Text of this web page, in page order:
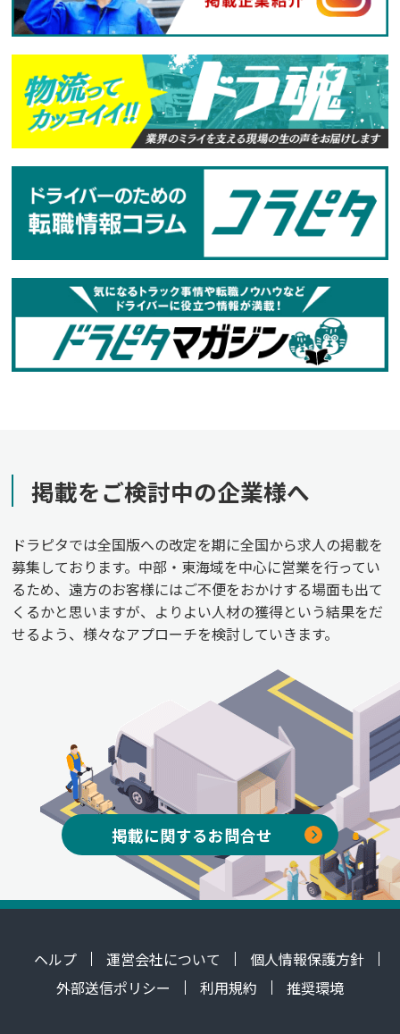
掲載をご検討中の企業様へ
ドラピタでは全国版への改定を期に全国から求人の掲載を
募集しております。中部・東海域を中心に営業を行ってい
るため、遠方のお客様にはご不便をおかけする場面も出て
くるかと思いますが、よりよい人材の獲得という結果をだ
せるよう、様々なアプローチを検討していきます。
掲載に関するお問合せ
ヘルプ 運営会社について
個人情報保護方針
外部送信ポリシー
利用規約 推奨環境